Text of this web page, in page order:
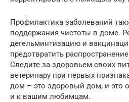
Профилактика заболеваний
поддержания чистоты в доме.
дегельминтизацию и
предотвратить
Следите за здоровьем своих
ветеринару при первых
дом – это здоровый дом, и это
и к вашим любимцам.